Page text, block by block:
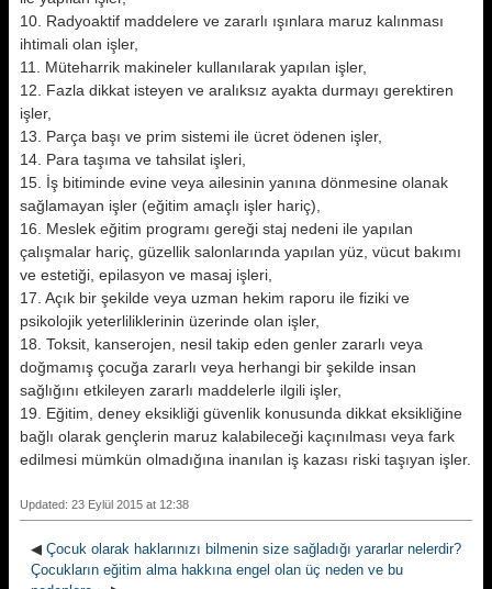
10. Radyoaktif maddelere ve zararlı ışınlara maruz kalınması
ihtimali olan işler,
11. Müteharrik makineler kullanılarak yapılan işler,
12. Fazla dikkat isteyen ve aralıksız ayakta durmayı gerektiren
işler,
13. Parça başı ve prim sistemi ile ücret ödenen işler,
14. Para taşıma ve tahsilat işleri,
15. İş bitiminde evine veya ailesinin yanına dönmesine olanak
sağlamayan işler (eğitim amaçlı işler hariç),
16. Meslek eğitim programı gereği staj nedeni ile yapılan
çalışmalar hariç, güzellik salonlarında yapılan yüz, vücut bakımı
ve estetiği, epilasyon ve masaj işleri,
17. Açık bir şekilde veya uzman hekim raporu ile fiziki ve
psikolojik yeterliliklerinin üzerinde olan işler,
18. Toksit, kanserojen, nesil takip eden genler zararlı veya
doğmamış çocuğa zararlı veya herhangi bir şekilde insan
sağlığını etkileyen zararlı maddelerle ilgili işler,
19. Eğitim, deney eksikliği güvenlik konusunda dikkat eksikliğine
bağlı olarak gençlerin maruz kalabileceği kaçınılması veya fark
edilmesi mümkün olmadığına inanılan iş kazası riski taşıyan işler.
Updated: 23 Eylül 2015 at 12:38
◀ Çocuk olarak haklarınızı bilmenin size sağladığı yararlar nelerdir?
Çocukların eğitim alma hakkına engel olan üç neden ve bu